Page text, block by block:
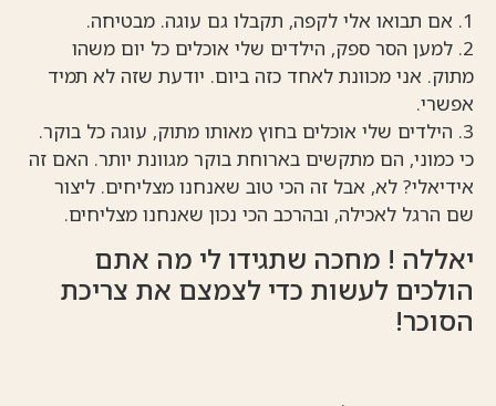
1. אם תבואו אלי לקפה, תקבלו גם עוגה. מבטיחה.
2. למען הסר ספק, הילדים שלי אוכלים כל יום משהו
מתוק. אני מכוונת לאחד כזה ביום. יודעת שזה לא תמיד
אפשרי.
3. הילדים שלי אוכלים בחוץ מאותו מתוק, עוגה כל בוקר.
כי כמוני, הם מתקשים בארוחת בוקר מגוונת יותר. האם זה
אידיאלי? לא, אבל זה הכי טוב שאנחנו מצליחים. ליצור
שם הרגל לאכילה, ובהרכב הכי נכון שאנחנו מצליחים.
יאללה ! מחכה שתגידו לי מה אתם
הולכים לעשות כדי לצמצם את צריכת
הסוכר!